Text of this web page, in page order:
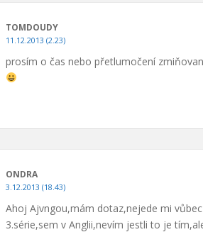
TOMDOUDY
11.12.2013 (2.23)
prosím o čas nebo přetlumočení
ONDRA
3.12.2013 (18.43)
Ahoj Ajvngou,mám dotaz,nejede mi
3.série,sem v Anglii,nevím jestli to je